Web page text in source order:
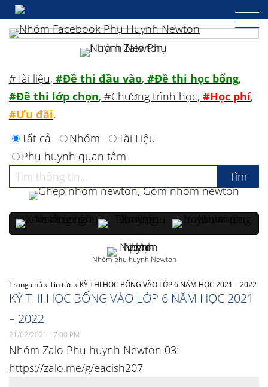
Trang chủ»Tin tức» KỲ THI HỌC BỔNG VÀO LỚP 6 NĂM HỌC 2021 – 2022
KỲ THI HỌC BỔNG VÀO LỚP 6 NĂM HỌC 2021
– 2022
21/02/2021 17:00 PM
Nhóm Zalo Phụ huynh Newton 03:
https://zalo.me/g/eacish207
#Tài liệu, #Đề thi đầu vào, #Đề thi học bổng,
#Đề thi lớp chọn, #Chương trình học, #Học phí,
#Ưu đãi,
Tất cả
Nhóm
Tài Liệu
Phụ huynh quan tâm
Nhóm phụ huynh Newton